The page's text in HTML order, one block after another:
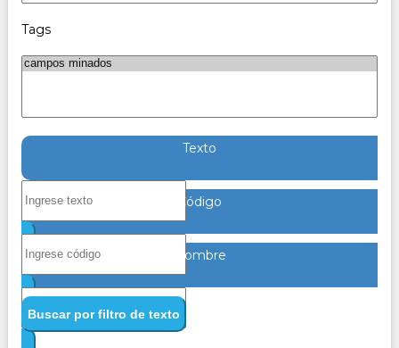
Tags
Texto
Código
Nombre
Buscar por filtro de texto